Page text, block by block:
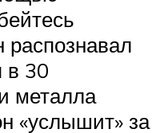
распознавал
в 30
металла
«услышит» за